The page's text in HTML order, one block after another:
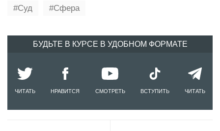
Суд
Сфера
БУДЬТЕ В КУРСЕ В УДОБНОМ ФОРМАТЕ
ЧИТАТЬ НРАВИТСЯ СМОТРЕТЬ ВСТУПИТЬ ЧИТАТЬ